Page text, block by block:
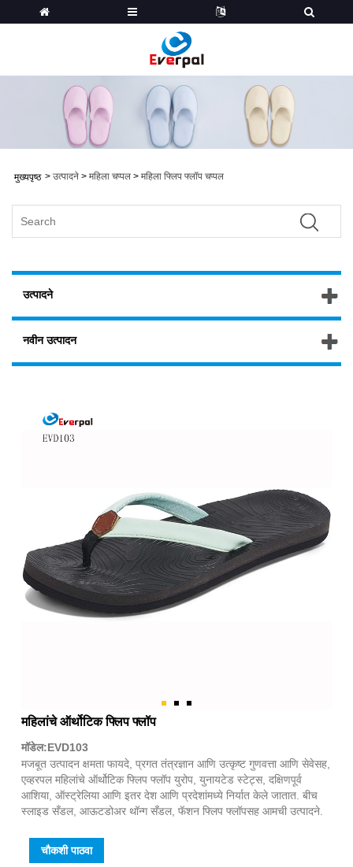
मुख्यपृष्ठ > उत्पादने > महिला चप्पल > महिला फ्लिप फ्लॉप चप्पल
उत्पादने
नवीन उत्पादन
महिलांचे ऑर्थोटिक फ्लिप फ्लॉप
मॉडेल:EVD103
मजबूत उत्पादन क्षमता फायदे, प्रगत तंत्रज्ञान आणि उत्कृष्ट गुणवत्ता आणि सेवेसह,
एव्हरपल महिलांचे ऑर्थोटिक फ्लिप फ्लॉप युरोप, युनायटेड स्टेट्स, दक्षिणपूर्व
आशिया, ऑस्ट्रेलिया आणि इतर देश आणि प्रदेशांमध्ये निर्यात केले जातात. बीच
स्लाइड सँडल, आऊटडोअर थॉन्ग सँडल, फॅशन फ्लिप फ्लॉपसह आमची उत्पादने.
चौकशी पाठवा